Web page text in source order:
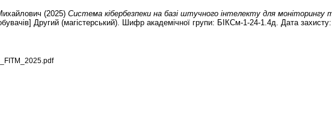
(2025) Система кібербезпеки на базі штучного інтелекту для
Другий (магістерський). Шифр академічної групи: БІКСм-1-24-1.4д. Дата